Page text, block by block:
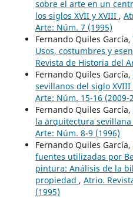
sobre el arte en un
los siglos XVII y XVIII ,
Arte: Núm. 7 (1995)
Fernando Quiles García,
Usos, costumbres y
Revista de Historia del
Fernando Quiles García,
sevillanos del siglo XVIII
Arte: Núm. 15-16 (2009-
Fernando Quiles García,
la arquitectura sevillana
Arte: Núm. 8-9 (1996)
Fernando Quiles García,
fuentes utilizadas por
pintura: Análisis de la
propiedad , Atrio.
(1995)